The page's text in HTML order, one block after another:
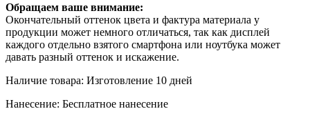
Обращаем ваше внимание:
Окончательный оттенок цвета и фактура материала у
продукции может немного отличаться, так как дисплей
каждого отдельно взятого смартфона или ноутбука может
давать разный оттенок и искажение.
Наличие товара: Изготовление 10 дней
Нанесение: Бесплатное нанесение